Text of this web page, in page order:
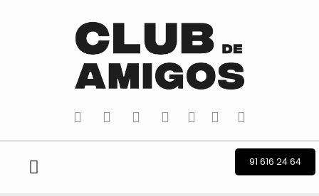
tiktokfacebook
instagram
TwitterYoutube
Telegramwhatsapp
91 616 24 64